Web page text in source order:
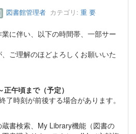
図書館管理者 カテゴリ: 重 要
に伴い、以下の時間帯、一部サー
ご理解のほどよろしくお願いいた
午頃まで（予定）
了時刻が前後する場合があります。
書検索、My Library機能（図書の